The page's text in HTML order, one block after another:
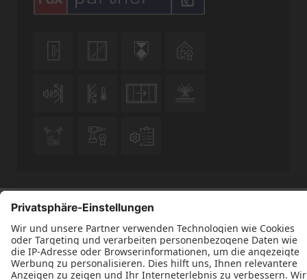
  
   
  
Deinhardt - Rollladen - Fenster - Innenausbau © 2026